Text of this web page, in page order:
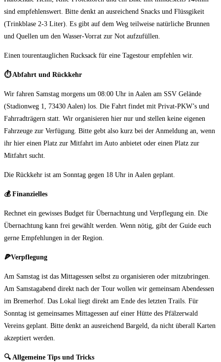
sind empfehlenswert. Bitte denkt an ausreichend Snacks und Flüssgikeit
(Trinkblase 2-3 Liter). Es gibt auf dem Weg teilweise natürliche Brunnen
und Quellen um den Wasser-Vorrat zur Not aufzufüllen.
Einen tourentauglichen Rucksack für eine Tagestour empfehlen wir.
⏱️ Abfahrt und Rückkehr
Wir fahren Samstag morgens um 08:00 Uhr in Aalen am SSV Gelände
(Stadionweg 1, 73430 Aalen) los. Die Fahrt findet mit Privat-PKW’s und
Fahrradträgern statt. Wir organisieren hier nur und stellen keine eigenen
Fahrzeuge zur Verfügung. Bitte gebt also kurz bei der Anmeldung an, wenn
ihr hier einen Platz zur Mitfahrt im Auto anbietet oder einen Platz zur
Mitfahrt sucht.
Die Rückkehr ist am Sonntag gegen 18 Uhr in Aalen geplant.
💰 Finanzielles
Rechnet ein gewisses Budget für Übernachtung und Verpflegung ein. Die
Übernachtung kann frei gewählt werden. Wenn nötig, gibt der Guide euch
gerne Empfehlungen in der Region.
🍕Verpflegung
Am Samstag ist das Mittagessen selbst zu organisieren oder mitzubringen.
Am Samstagabend direkt nach der Tour wollen wir gemeinsam Abendessen
im Bremerhof. Das Lokal liegt direkt am Ende des letzten Trails. Für
Sonntag ist gemeinsames Mittagessen auf einer Hütte des Pfälzerwald
Vereins geplant. Bitte denkt an ausreichend Bargeld, da nicht überall Karten
akzeptiert werden.
🔍 Allgemeine Tips und Tricks